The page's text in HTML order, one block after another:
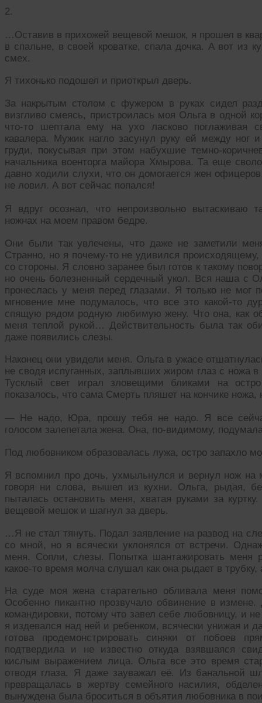
2.
…Оставив в прихожей вещевой мешок, я прошел в
в спальне, в своей кроватке, спала дочка. А вот из
смех.
Я тихонько подошел и приоткрыл дверь.
За накрытым столом с фужером в руках сидел
визгливо смеясь, пристроилась моя Ольга в одной
что-то шептала ему на ухо ласково поглаживая
кавалера. Мужик нагло засунул руку ей между ног
груди, покусывая при этом набухшие темно-
начальника военторга майора Хмырова. Та еще
давно ходили слухи, что он домогается жен
не ловил. А вот сейчас попался!
Я вдруг осознал, что непроизвольно вытаскиваю
ножнах на моем правом бедре.
Они были так увлечены, что даже не заметили
Странно, но я почему-то не удивился
со стороны. Я словно заранее был готов к такому
но очень болезненный сердечный укол. Вся наша с
пронеслась у меня перед глазами. Я только не мог
мгновение мне подумалось, что все это какой-то
спящую рядом родную любимую жену. Что она, как
меня теплой рукой… Действительность была так
даже появились слезы.
Наконец они увидели меня. Ольга в ужасе
не сводя испуганных, заплывших жиром глаз с ножа
Тусклый свет играл зловещими бликами на
показалось, что сама Смерть пляшет на кончике ножа,
— Не надо, Юра, прошу тебя не надо. Я все
голосом залепетала жена. Она, по-видимому,
Под любовником образовалась лужа, остро запахло
Я вспомнил про дочь, ухмыльнулся и вернул нож на
говоря ни слова, вышел из кухни. Ольга, рыдая,
пыталась остановить меня, хватая руками за
вещевой мешок и шагнул за дверь.
…Я не стал тянуть. Подал заявление на развод на
со мной, но я всячески уклонялся от встречи.
меня. Сопли, слезы. Попытка шантажировать меня
какое-то время молча слушал как она рыдает в
На суде моя жена старательно обливала меня
Особенно пикантно прозвучало обвинение в
командировки, потому что завел себе любовницу, и
я издевался над ней и ребенком, всячески унижая и
готова продемонстрировать синяки от побоев
подтвердила и не известно откуда взявшаяся
кислым выражением лица. Ольга все это время
отводя глаза. Я даже зауважал её. Из банальной
превращалась в жертву семейного насилия,
вынуждена была броситься в объятия любовника в